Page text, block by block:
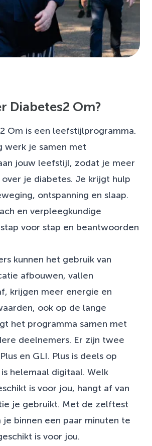
Diabetes2 Om?
Om is een leefstijlprogramma.
werk je samen met
jouw leefstijl, zodat je meer
je diabetes. Je krijgt hulp
ontspanning en slaap.
en verpleegkundige
voor stap en beantwoorden
kunnen het gebruik van
afbouwen, vallen
krijgen meer energie en
ook op de lange
het programma samen met
deelnemers. Er zijn twee
en GLI. Plus is deels op
helemaal digitaal. Welk
is voor jou, hangt af van
je gebruikt. Met de zelftest
je binnen een paar minuten te
is voor jou.